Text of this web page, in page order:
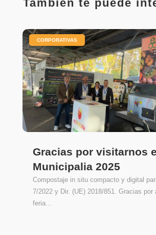
También te puede
Gracias por visitarnos
Municipalia 2025
CORPORATIVAS
Compostaje in situ compacto y digital
7/2022 y Dir. (UE) 2018/851. Gracias por
feria...